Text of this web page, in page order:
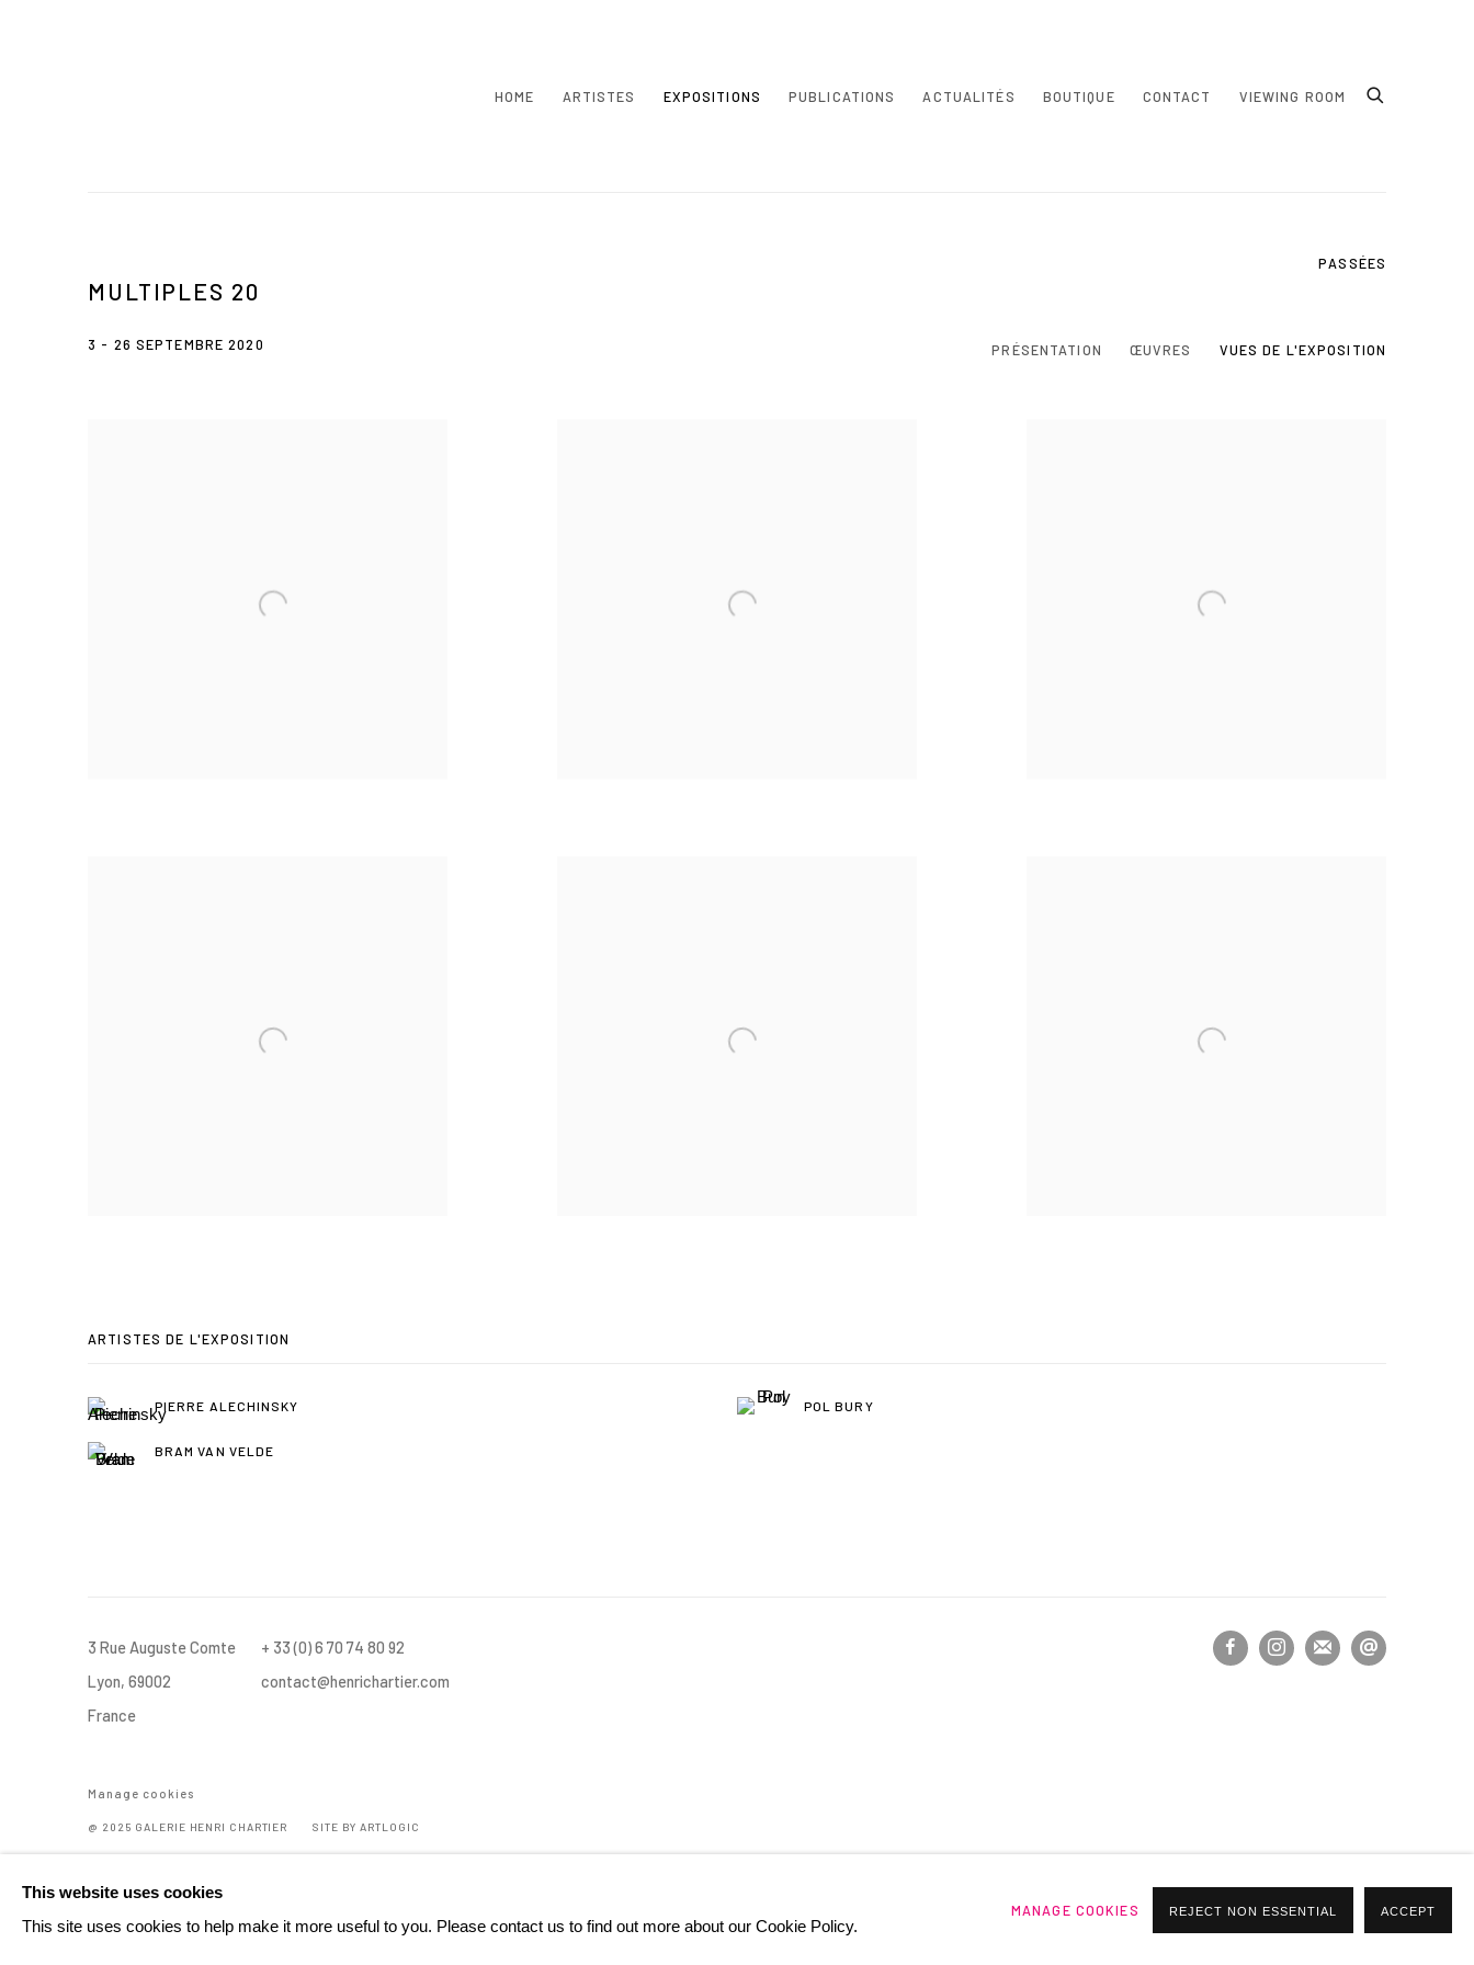
HOME ARTISTES EXPOSITIONS PUBLICATIONS ACTUALITÉS BOUTIQUE CONTACT VIEWING ROOM
PASSÉES
MULTIPLES 20
3 - 26 SEPTEMBRE 2020 PRÉSENTATION ŒUVRES VUES DE L'EXPOSITION
ARTISTES DE L'EXPOSITION
PIERRE ALECHINSKY POL BURY
BRAM VAN VELDE
3 Rue Auguste Comte
Lyon, 69002
France
+ 33 (0) 6 70 74 80 92
contact@henrichartier.com
Manage cookies
@ 2025 GALERIE HENRI CHARTIER SITE BY ARTLOGIC
This website uses cookies
This site uses cookies to help make it more useful to you. Please contact us to find out more about our Cookie Policy.
MANAGE COOKIES REJECT NON ESSENTIAL ACCEPT